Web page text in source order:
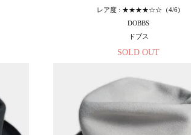
レア度 : ★★★★☆☆（4/6)
DOBBS
ドブス
SOLD OUT